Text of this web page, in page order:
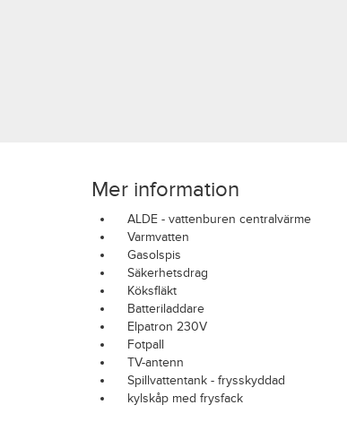
Mer information
ALDE - vattenburen centralvärme
Varmvatten
Gasolspis
Säkerhetsdrag
Köksfläkt
Batteriladdare
Elpatron 230V
Fotpall
TV-antenn
Spillvattentank - frysskyddad
kylskåp med frysfack